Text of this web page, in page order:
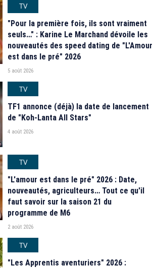
TV
"Pour la première fois, ils sont vraiment
seuls…" : Karine Le Marchand dévoile les
nouveautés des speed dating de "L'Amour
est dans le pré" 2026
5 août 2026
TV
TF1 annonce (déjà) la date de lancement
de "Koh-Lanta All Stars"
4 août 2026
TV
"L'amour est dans le pré" 2026 : Date,
nouveautés, agriculteurs… Tout ce qu'il
faut savoir sur la saison 21 du
programme de M6
2 août 2026
TV
"Les Apprentis aventuriers" 2026 :